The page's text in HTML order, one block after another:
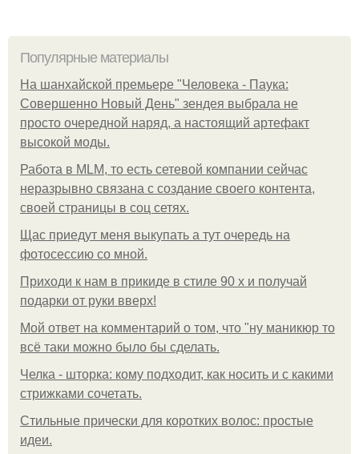
Популярные материалы
На шанхайской премьере "Человека - Паука:
Совершенно Новый День" зендея выбрала не
просто очередной наряд, а настоящий артефакт
высокой моды.
Работа в MLM, то есть сетевой компании сейчас
неразрывно связана с создание своего контента,
своей страницы в соц сетях.
Щас приедут меня выкупать а тут очередь на
фотосессию со мной.
Приходи к нам в прикиде в стиле 90 х и получай
подарки от руки вверх!
Мой ответ на комментарий о том, что "ну маникюр то
всё таки можно было бы сделать.
Челка - шторка: кому подходит, как носить и с какими
стрижками сочетать.
Стильные прически для коротких волос: простые
идеи.